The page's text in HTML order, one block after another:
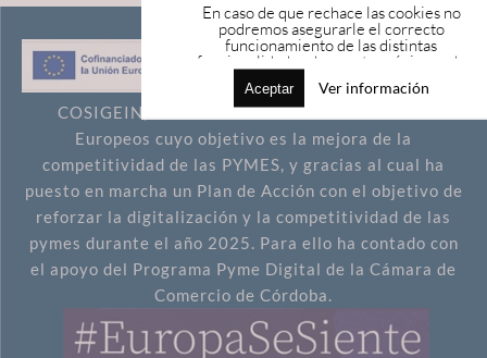
COSIGEIN, S.L. ha sido beneficiaria de Fondos
Europeos cuyo objetivo es la mejora de la
competitividad de las PYMES, y gracias al cual ha
puesto en marcha un Plan de Acción con el objetivo de
reforzar la digitalización y la competitividad de las
pymes durante el año 2025. Para ello ha contado con
el apoyo del Programa Pyme Digital de la Cámara de
Comercio de Córdoba.
En caso de que rechace las cookies no
podremos asegurarle el correcto
funcionamiento de las distintas
funcionalidades de nuestra página web.
“POLÍTICA DE COOKIES” de nuestra
página web.
Aceptar Ver información